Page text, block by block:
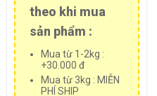
theo khi mua
sản phẩm :
Mua từ 1-2kg :
+30.000 đ
Mua từ 3kg : MIỄN
PHÍ SHIP